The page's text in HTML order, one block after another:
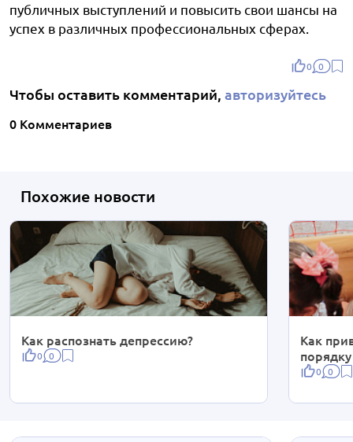
публичных выступлений и повысить свои шансы на
успех в различных профессиональных сферах.
0 0
Чтобы оставить комментарий, авторизуйтесь
0 Комментариев
Похожие новости
Как распознать депрессию?
0 0
Как
0 0